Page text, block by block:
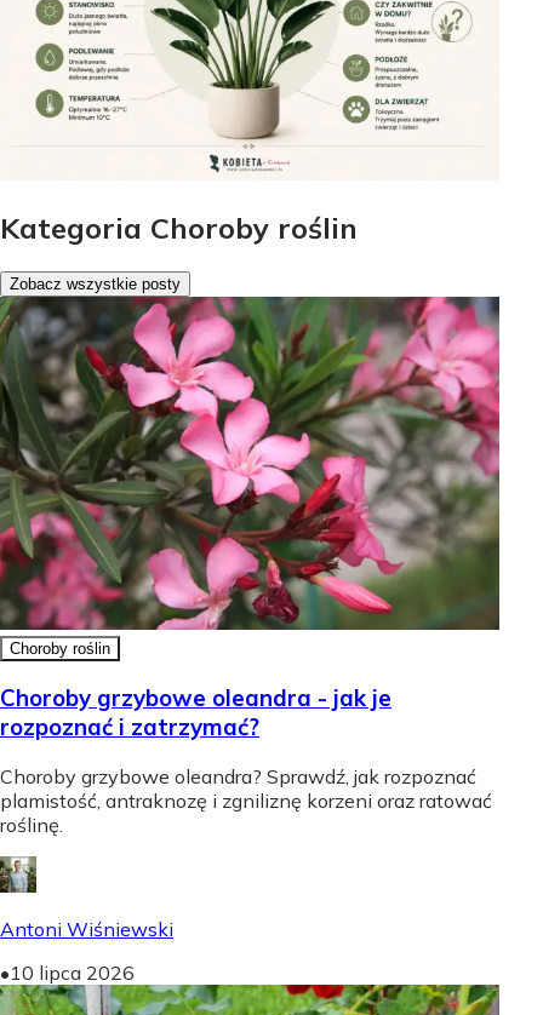
Kategoria Choroby roślin
Zobacz wszystkie posty
Choroby roślin
Choroby grzybowe oleandra - jak je
rozpoznać i zatrzymać?
Choroby grzybowe oleandra? Sprawdź, jak rozpoznać
plamistość, antraknozę i zgniliznę korzeni oraz ratować
roślinę.
Antoni Wiśniewski
•10 lipca 2026